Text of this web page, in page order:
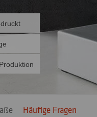
Häufige Fragen